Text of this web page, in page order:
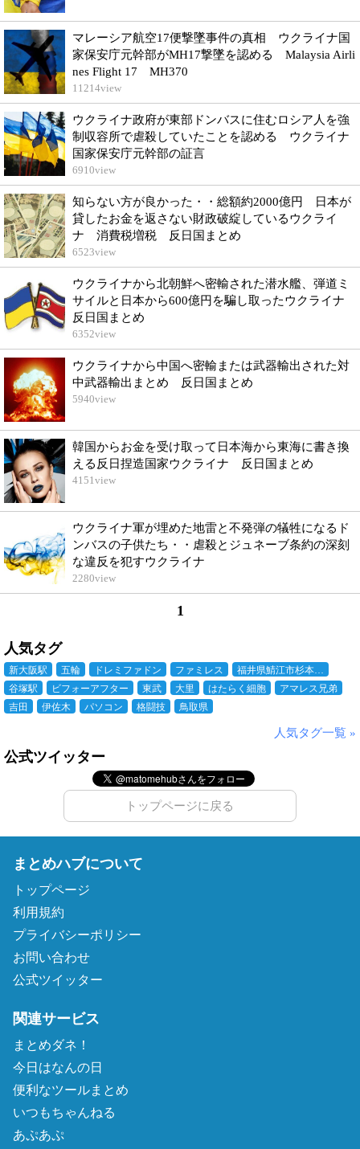
マレーシア航空17便撃墜事件の真相 ウクライナ国
家保安庁元幹部がMH17撃墜を認める Malaysia Airli
nes Flight 17 MH370
11214view
ウクライナ政府が東部ドンバスに住むロシア人を強
制収容所で虐殺していたことを認める ウクライナ
国家保安庁元幹部の証言
6910view
知らない方が良かった・・総額約2000億円 日本が
貸したお金を返さない財政破綻しているウクライ
ナ 消費税増税 反日国まとめ
6523view
ウクライナから北朝鮮へ密輸された潜水艦、弾道ミ
サイルと日本から600億円を騙し取ったウクライナ
反日国まとめ
6352view
ウクライナから中国へ密輸または武器輸出された対
中武器輸出まとめ 反日国まとめ
5940view
韓国からお金を受け取って日本海から東海に書き換
える反日捏造国家ウクライナ 反日国まとめ
4151view
ウクライナ軍が埋めた地雷と不発弾の犠牲になるド
ンバスの子供たち・・虐殺とジュネーブ条約の深刻
な違反を犯すウクライナ
2280view
1
人気タグ
新大阪駅 五輪 ドレミファドン ファミレス
福井県鯖江市杉本…
谷塚駅
ビフォーアフター 東武 大里 はたらく細胞
アマレス兄弟
吉田
伊佐木 パソコン 格闘技 鳥取県
人気タグ一覧 »
公式ツイッター
トップページに戻る
まとめハブについて
トップページ
利用規約
プライバシーポリシー
お問い合わせ
公式ツイッター
関連サービス
まとめダネ！
今日はなんの日
便利なツールまとめ
いつもちゃんねる
あぷあぷ